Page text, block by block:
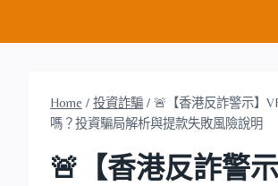
Home / 投資詐騙 / 🚨【香港反詐警示】
嗎？投資騙局解析與提款失敗風險說明
🚨【香港反詐警